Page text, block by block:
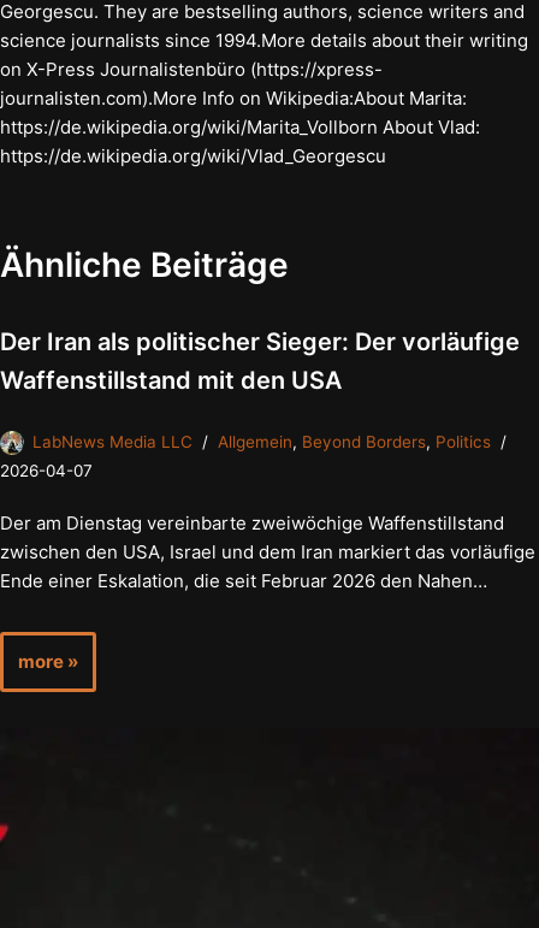
Georgescu. They are bestselling authors, science writers and
science journalists since 1994.More details about their writing
on X-Press Journalistenbüro (https://xpress-
journalisten.com).More Info on Wikipedia:About Marita:
https://de.wikipedia.org/wiki/Marita_Vollborn About Vlad:
https://de.wikipedia.org/wiki/Vlad_Georgescu
Ähnliche Beiträge
Der Iran als politischer Sieger: Der vorläufige
Waffenstillstand mit den USA
LabNews Media LLC Allgemein, Beyond Borders, Politics
2026-04-07
Der am Dienstag vereinbarte zweiwöchige Waffenstillstand
zwischen den USA, Israel und dem Iran markiert das vorläufige
Ende einer Eskalation, die seit Februar 2026 den Nahen…
more »